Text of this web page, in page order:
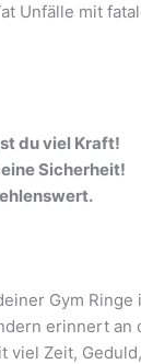
Unfälle mit
du viel Kraft!
Sicherheit!
Gym
erinnert an
viel Zeit,